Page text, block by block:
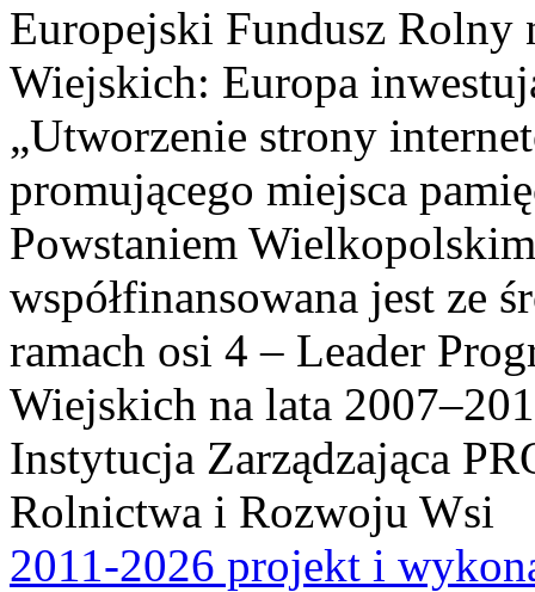
Europejski Fundusz Rolny
Wiejskich: Europa
„Utworzenie strony
promującego miejsca
Powstaniem
współfinansowana jest ze
ramach osi 4 – Leader
Wiejskich na lata
Instytucja Zarządzająca
Rolnictwa i Rozwoju Wsi
2011-2026 projekt i